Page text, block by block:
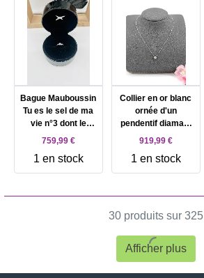
1,03g
Bague Mauboussin
Tu es le sel de ma
vie n°3 dont le
diamant central
Millième (18 CT)
3,01g
759,99 €
1 en stock
Collier en or blanc
ornée d'un
pendentif diamant
solitaire d'environ
Or 750 Millième (18
CT) 1,99g
919,99 €
1 en stock
30 produits sur 325
Afficher plus